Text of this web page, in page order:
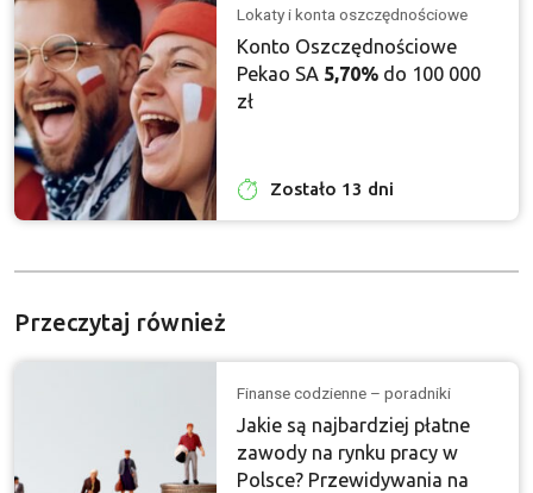
Lokaty i konta oszczędnościowe
Konto Oszczędnościowe
Pekao SA 5,70% do 100 000
zł
Zostało 13 dni
Przeczytaj również
Finanse codzienne – poradniki
Jakie są najbardziej płatne
zawody na rynku pracy w
Polsce? Przewidywania na